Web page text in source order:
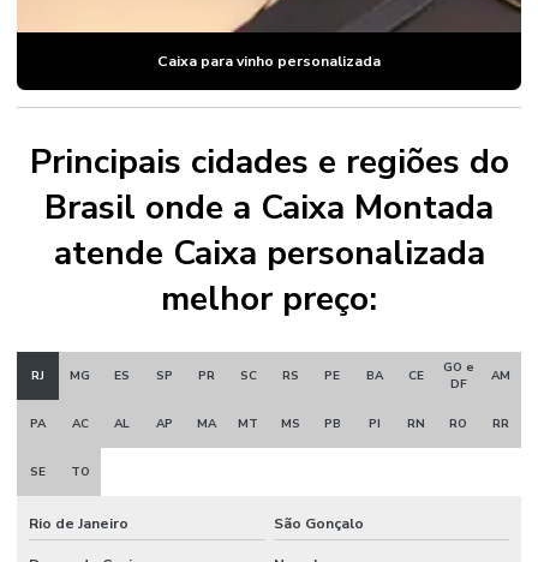
Caixa para vinho personalizada
Principais cidades e regiões do
Brasil onde a Caixa Montada
atende Caixa personalizada
melhor preço:
RJ MG ES SP PR SC RS PE BA CE
GO e
DF
AM
PA AC AL AP MA MT MS PB PI RN RO RR
SE TO
Rio de Janeiro São Gonçalo